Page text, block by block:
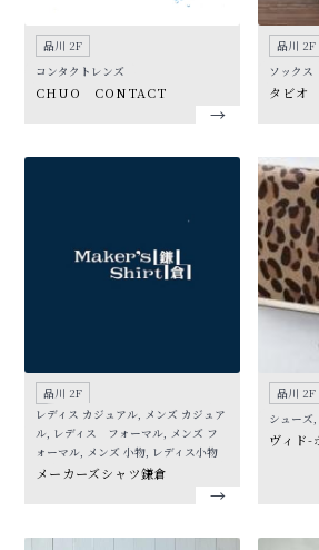
品川 2F
コンタクトレンズ
CHUO CONTACT
品川 2F
ソックス
タビオ
品川 2F
レディス カジュアル, メンズ カジュア
ル, レディス フォーマル, メンズ フ
ォーマル, メンズ 小物, レディス小物
メーカーズシャツ鎌倉
品川 2F
シューズ
ヴィド-